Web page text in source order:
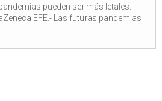
pueden ser más letales:
EFE.- Las futuras pandemias